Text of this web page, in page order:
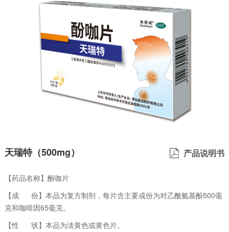
天瑞特（500mg） 产品说明书
【药品名称】酚咖片
【成 份】本品为复方制剂，每片含主要成份为对乙酰氨基酚500毫
克和咖啡因65毫克。
【性 状】本品为淡黄色或黄色片。